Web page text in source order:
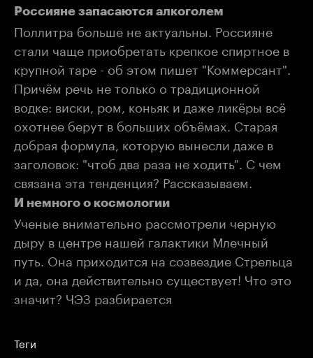
Россияне запасаются алкоголем
Поллитра больше не актуальны. Россияне
стали чаще приобретать крепкое спиртное в
крупной таре - об этом пишет "Коммерсант".
Причём речь не только о традиционной
водке: виски, ром, коньяк и даже ликёры всё
охотнее берут в больших объёмах. Старая
добрая формула, которую вынесли даже в
заголовок: "чтоб два раза не ходить". С чем
связана эта тенденция? Рассказываем.
И немного о космологии
Ученые внимательно рассмотрели черную
дыру в центре нашей галактики Млечный
путь. Она приходится на созвездие Стрельца
и да, она действительно существует! Что это
значит? ЧЭЗ разбирается
Теги